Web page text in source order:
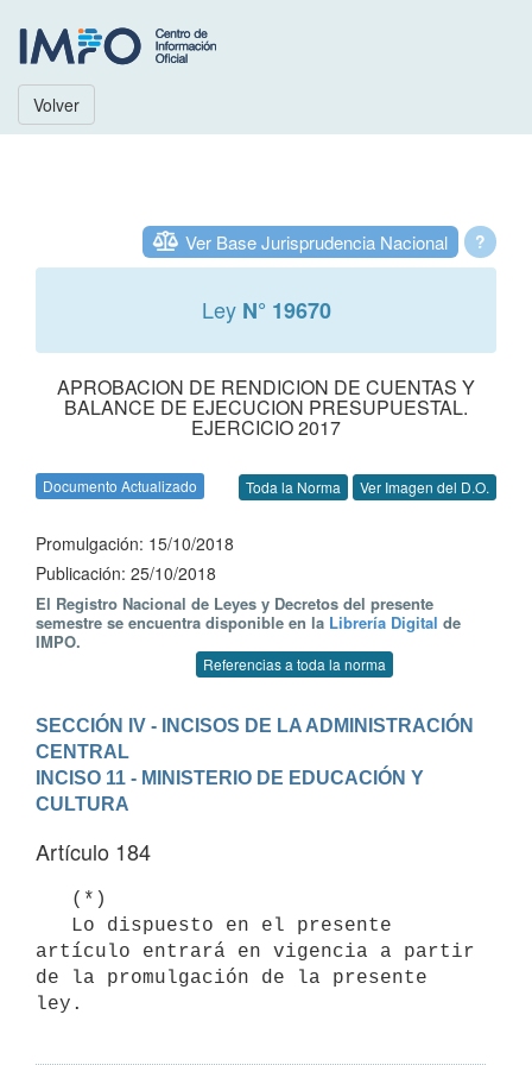
Volver
?
Ver Base Jurisprudencia Nacional
Ley N° 19670
APROBACION DE RENDICION DE CUENTAS Y
BALANCE DE EJECUCION PRESUPUESTAL.
EJERCICIO 2017
Documento Actualizado Toda la Norma Ver Imagen del D.O.
Promulgación: 15/10/2018
Publicación: 25/10/2018
El Registro Nacional de Leyes y Decretos del presente
semestre se encuentra disponible en la Librería Digital de
IMPO.
Referencias a toda la norma
SECCIÓN IV - INCISOS DE LA ADMINISTRACIÓN
CENTRAL
INCISO 11 - MINISTERIO DE EDUCACIÓN Y
CULTURA
Artículo 184
artículo entrará en vigencia a partir
de la promulgación de la presente
ley.